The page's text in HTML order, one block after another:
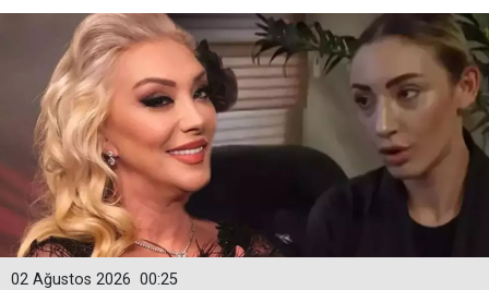
00:25
02 Ağustos 2026